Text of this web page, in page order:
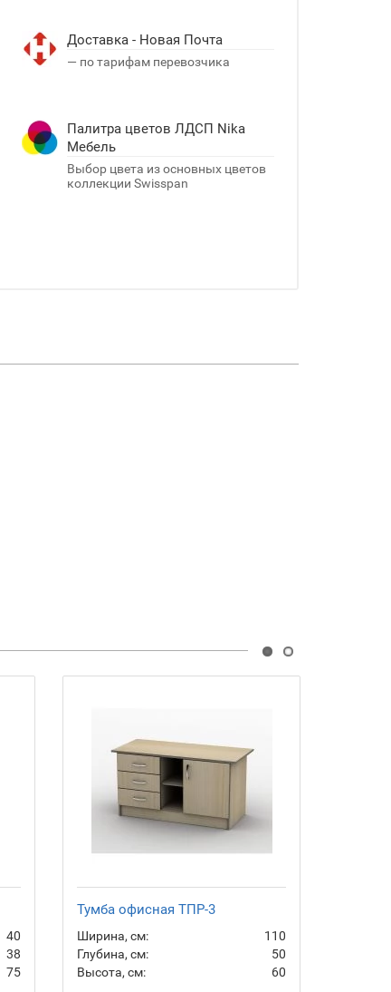
Доставка - Новая Почта
— по тарифам перевозчика
Палитра цветов ЛДСП Nika
Мебель
Выбор цвета из основных цветов
коллекции Swisspan
40
38
75
Тумба офисная ТПР-3
Ширина, см:
110
Глубина, см:
50
Высота, см:
60